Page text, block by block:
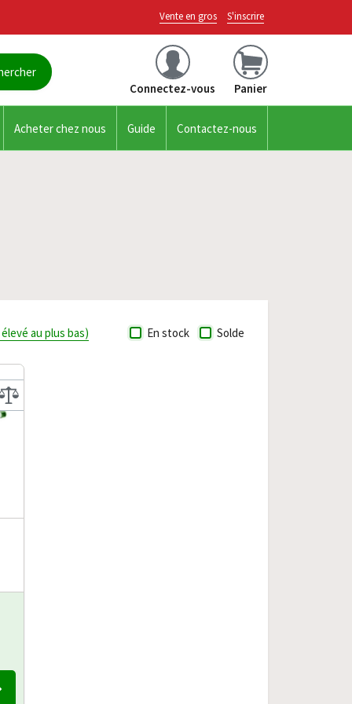
Vente en gros S'inscrire
Connectez-vous Panier
Acheter chez nous Guide Contactez-nous
En stock Solde
au plus bas)